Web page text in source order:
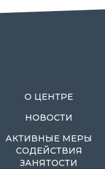
О ЦЕНТРЕ
НОВОСТИ
АКТИВНЫЕ МЕРЫ
СОДЕЙСТВИЯ
ЗАНЯТОСТИ